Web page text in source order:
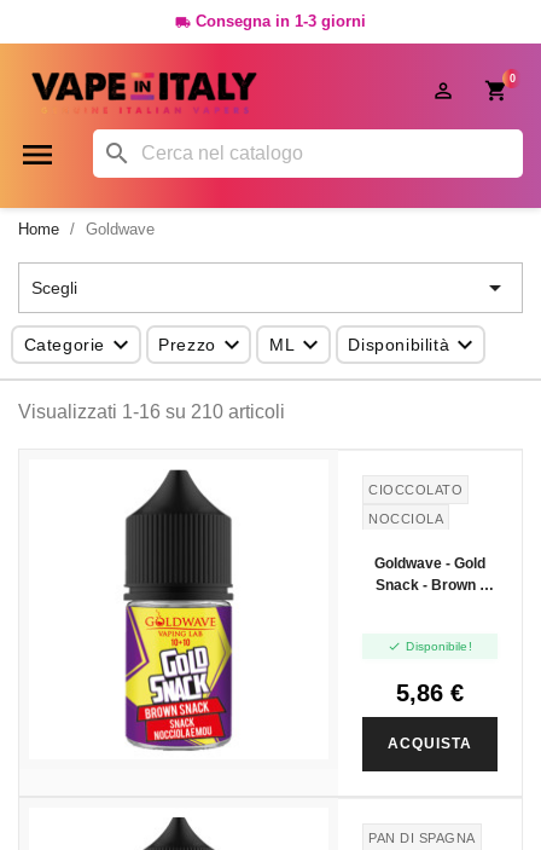
 Consegna in 1-3 giorni
0

 
Home Goldwave
Scegli 
Categorie  Prezzo  ML  Disponibilità 
Visualizzati 1-16 su 210 articoli
CIOCCOLATO
NOCCIOLA
Goldwave - Gold
Snack - Brown -
 Disponibile!
5,86 €
ACQUISTA
PAN DI SPAGNA